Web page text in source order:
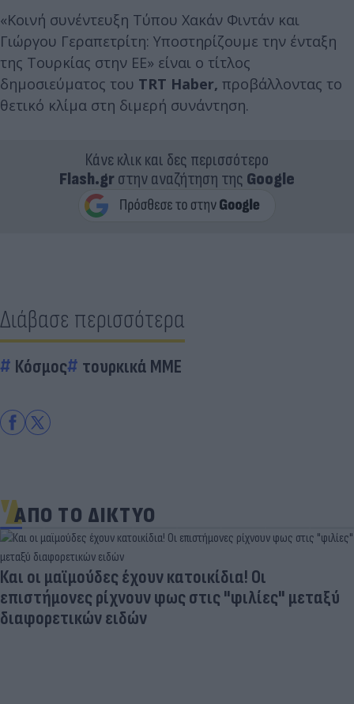
«Κοινή συνέντευξη Τύπου Χακάν Φιντάν και
Γιώργου Γεραπετρίτη: Υποστηρίζουμε την ένταξη
της Τουρκίας στην ΕΕ» είναι ο τίτλος
δημοσιεύματος του TRT Haber, προβάλλοντας το
θετικό κλίμα στη διμερή συνάντηση.
Κάνε κλικ και δες περισσότερο
Flash.grστην αναζήτηση της Google
Διάβασε περισσότερα
Κόσμος τουρκικά ΜΜΕ
ΑΠΟ ΤΟ ΔΙΚΤΥΟ
μεταξύ